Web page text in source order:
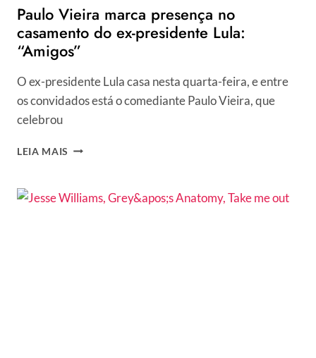
SÓ
ERA
PIRANHA!”
Paulo Vieira marca presença no
casamento do ex-presidente Lula:
“Amigos”
O ex-presidente Lula casa nesta quarta-feira, e entre
os convidados está o comediante Paulo Vieira, que
celebrou
LEIA MAIS PAULO
PRESENÇA